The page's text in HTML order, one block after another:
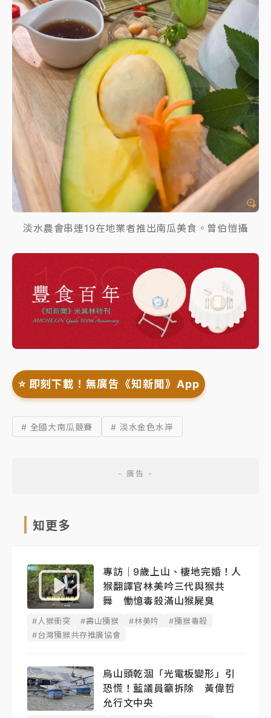
淡水農會串連19在地業者推出南瓜美食。曾伯愷攝
⭐️ 即刻下載！無廣告《知新聞》App
# 全國大南瓜競賽 # 淡水金色水岸
知更多
專訪｜9歲上山、棲地完婚！人
猴翻譯官林美吟三代與猴共
舞 慟憶毒殺滿山猴屍臭
#人猴衝突 #壽山獼猴 #林美吟
#獼猴毒殺
#台灣獼猴共存推廣協會
烏山頭乾涸「光電板變形」引
恐慌！藍議員籲拆除 黃偉哲
允行文中央